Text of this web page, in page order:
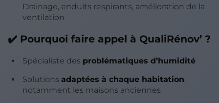
Drainage, enduits respirants, amélioration de la
ventilation
✔️ Pourquoi faire appel à QualiRénov’ ?
Spécialiste des problématiques d’humidité
Solutions adaptées à chaque habitation,
notamment les maisons anciennes